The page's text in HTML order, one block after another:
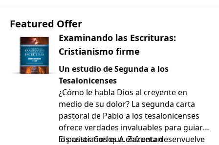
Featured Offer
Examinando las Escrituras:
Cristianismo firme
Un estudio de Segunda a los
Tesalonicenses
¿Cómo le habla Dios al creyente en
medio de su dolor? La segunda carta
pastoral de Pablo a los tesalonicenses
ofrece verdades invaluables para guiar a
los cristianos que enfrentan
El pastor Carlos A. Zazueta desenvuelve